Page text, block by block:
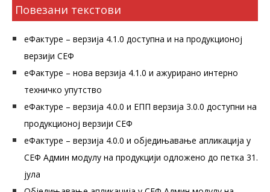
Повезани текстови
еФактуре – верзија 4.1.0 доступна и на продукционој
верзији СЕФ
еФактуре – нова верзија 4.1.0 и ажурирано интерно
техничко упутство
еФактуре – верзија 4.0.0 и ЕПП верзија 3.0.0 доступни на
продукционој верзији СЕФ
еФактуре – верзија 4.0.0 и обједињавање апликација у
СЕФ Админ модулу на продукцији одложено до петка 31.
јула